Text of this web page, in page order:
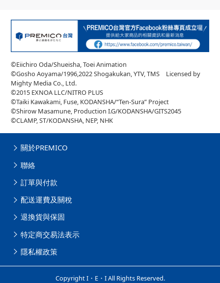
©Eiichiro Oda/Shueisha, Toei Animation
©Gosho Aoyama/1996,2022 Shogakukan, YTV, TMS Licensed by
Mighty Media Co., Ltd.
©2015 EXNOA LLC/NITRO PLUS
©Taiki Kawakami, Fuse, KODANSHA/“Ten-Sura” Project
©Shirow Masamune, Production I.G/KODANSHA/GITS2045
©CLAMP, ST/KODANSHA, NEP, NHK
關於PREMICO
聯絡
訂單與付款
配送運費及關稅
退換貨與保固
特定商交易法表示
隱私權政策
Copyright I・E・I All Rights Reserved.